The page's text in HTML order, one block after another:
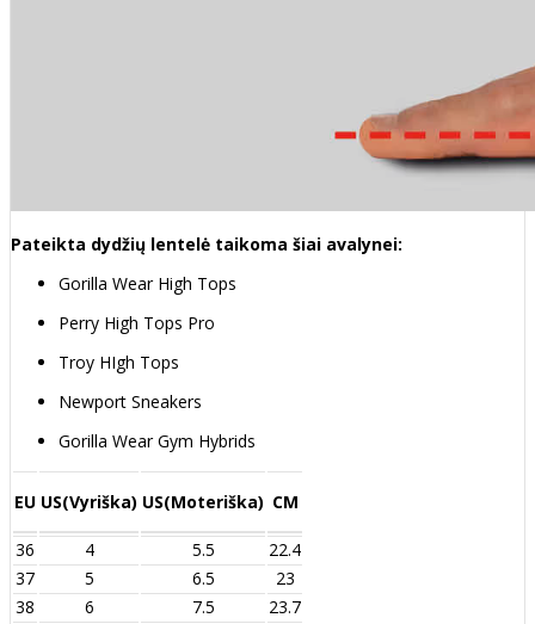
Pateikta dydžių lentelė taikoma šiai avalynei:
Gorilla Wear High Tops
Perry High Tops Pro
Troy HIgh Tops
Newport Sneakers
Gorilla Wear Gym Hybrids
EU US(Vyriška) US(Moteriška) CM
36 4 5.5
22.4
37
5 6.5
23
38
6 7.5
23.7